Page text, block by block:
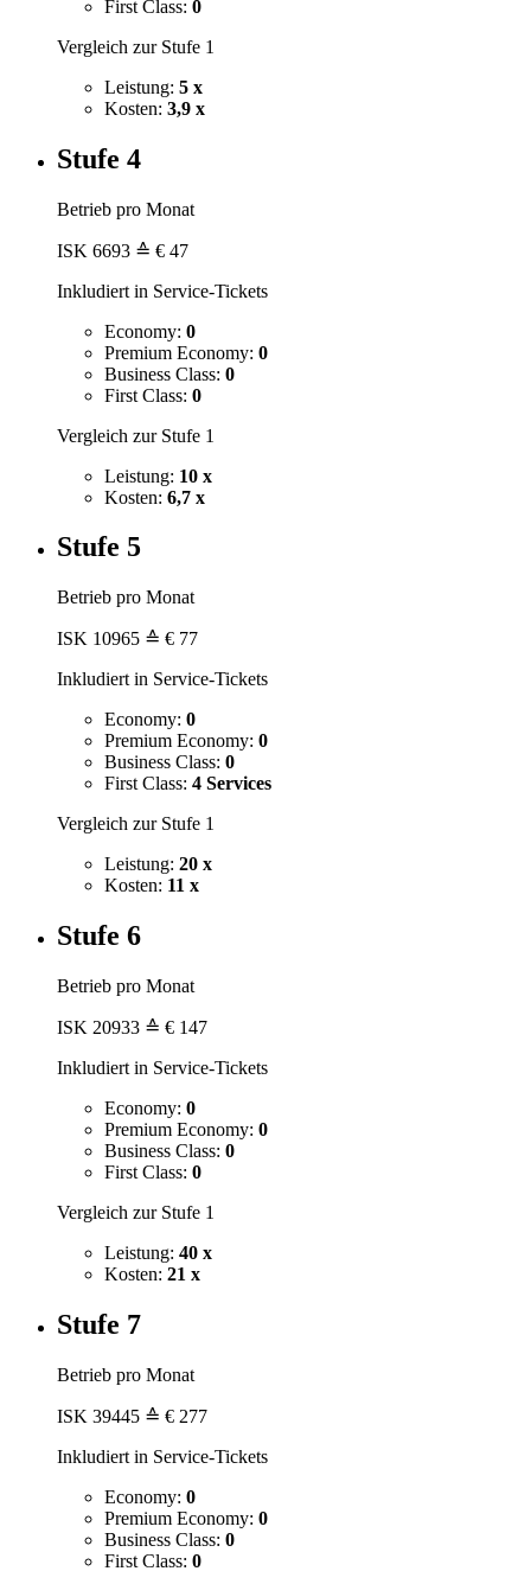
First Class: 0
Vergleich zur Stufe 1
Leistung: 5 x
Kosten: 3,9 x
Stufe 4
Betrieb pro Monat
ISK 6693 ≙ € 47
Inkludiert in Service-Tickets
Economy: 0
Premium Economy: 0
Business Class: 0
First Class: 0
Vergleich zur Stufe 1
Leistung: 10 x
Kosten: 6,7 x
Stufe 5
Betrieb pro Monat
ISK 10965 ≙ € 77
Inkludiert in Service-Tickets
Economy: 0
Premium Economy: 0
Business Class: 0
First Class: 4 Services
Vergleich zur Stufe 1
Leistung: 20 x
Kosten: 11 x
Stufe 6
Betrieb pro Monat
ISK 20933 ≙ € 147
Inkludiert in Service-Tickets
Economy: 0
Premium Economy: 0
Business Class: 0
First Class: 0
Vergleich zur Stufe 1
Leistung: 40 x
Kosten: 21 x
Stufe 7
Betrieb pro Monat
ISK 39445 ≙ € 277
Inkludiert in Service-Tickets
Economy: 0
Premium Economy: 0
Business Class: 0
First Class: 0